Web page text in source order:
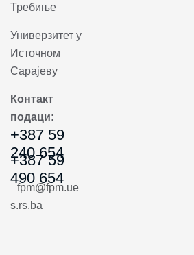
Требиње
Универзитет у
Источном
Сарајеву
Контакт
подаци:
+387 59
240 654
+387 59
490 654
fpm@fpm.ue
s.rs.ba